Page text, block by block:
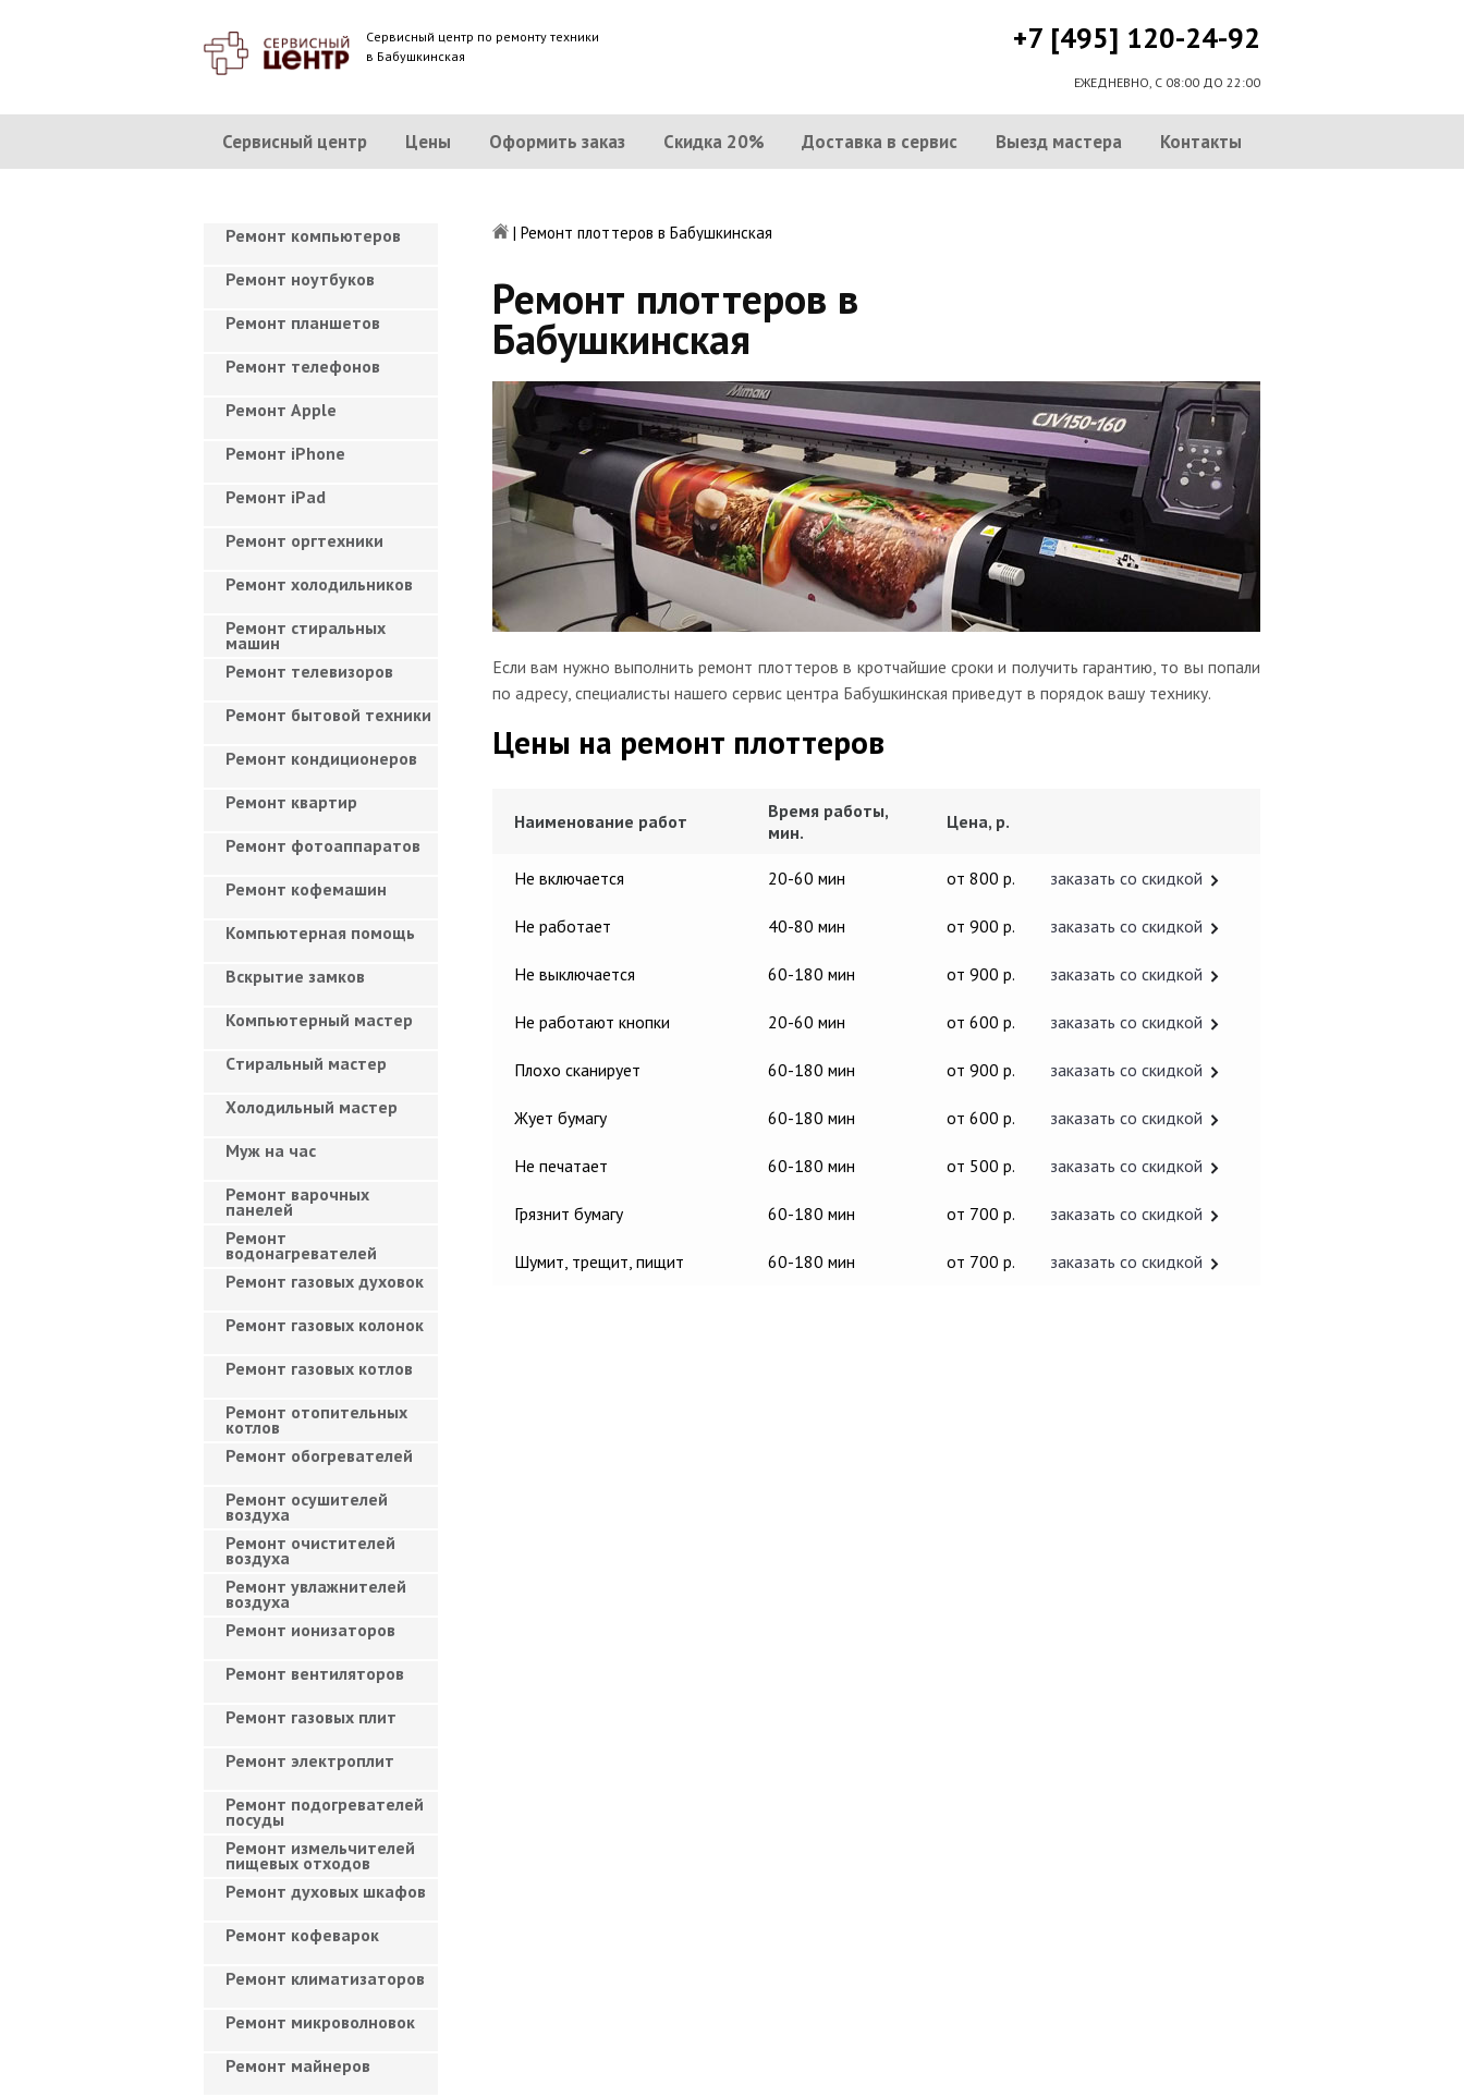
Сервисный центр по ремонту техники
в Бабушкинская
+7 [495] 120-24-92
ЕЖЕДНЕВНО, С 08:00 ДО 22:00
Сервисный центр Цены Оформить заказ Скидка 20% Доставка в сервис Выезд мастера Контакты
| Ремонт плоттеров в Бабушкинская
Ремонт плоттеров в
Бабушкинская
Если вам нужно выполнить ремонт плоттеров в кротчайшие сроки и получить гарантию, то вы попали
по адресу, специалисты нашего сервис центра Бабушкинская приведут в порядок вашу технику.
Цены на ремонт плоттеров
Наименование работ
Время работы,
мин.
Цена, р.
Не включается 20-60 мин от 800 р. заказать со скидкой
Не работает 40-80 мин от 900 р. заказать со скидкой
Не выключается 60-180 мин от 900 р. заказать со скидкой
Не работают кнопки 20-60 мин от 600 р. заказать со скидкой
Плохо сканирует 60-180 мин от 900 р. заказать со скидкой
Жует бумагу 60-180 мин от 600 р. заказать со скидкой
Не печатает 60-180 мин от 500 р. заказать со скидкой
Грязнит бумагу 60-180 мин от 700 р. заказать со скидкой
Шумит, трещит, пищит 60-180 мин от 700 р. заказать со скидкой
Ремонт компьютеров
Ремонт ноутбуков
Ремонт планшетов
Ремонт телефонов
Ремонт Apple
Ремонт iPhone
Ремонт iPad
Ремонт оргтехники
Ремонт холодильников
Ремонт стиральных
машин
Ремонт телевизоров
Ремонт бытовой техники
Ремонт кондиционеров
Ремонт квартир
Ремонт фотоаппаратов
Ремонт кофемашин
Компьютерная помощь
Вскрытие замков
Компьютерный мастер
Cтиральный мастер
Холодильный мастер
Муж на час
Ремонт варочных
панелей
Ремонт
водонагревателей
Ремонт газовых духовок
Ремонт газовых колонок
Ремонт газовых котлов
Ремонт отопительных
котлов
Ремонт обогревателей
Ремонт осушителей
воздуха
Ремонт очистителей
воздуха
Ремонт увлажнителей
воздуха
Ремонт ионизаторов
Ремонт вентиляторов
Ремонт газовых плит
Ремонт электроплит
Ремонт подогревателей
посуды
Ремонт измельчителей
пищевых отходов
Ремонт духовых шкафов
Ремонт кофеварок
Ремонт климатизаторов
Ремонт микроволновок
Ремонт майнеров